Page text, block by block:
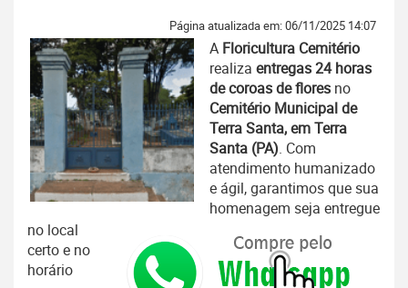
Página atualizada em: 06/11/2025 14:07
A Floricultura Cemitério
realiza entregas 24 horas
de coroas de flores no
Cemitério Municipal de
Terra Santa, em Terra
Santa (PA). Com
atendimento humanizado
e ágil, garantimos que sua
homenagem seja entregue
no local
certo e no
horário